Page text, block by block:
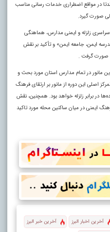
در مواقع اضطراری خدمات رسانی مناسب
صورت گیرد.
زلزله و ایمنی مدارس، هماهنگی
ایمن، جامعه ایمن» و تأکید بر نقش
صورت گرفت .
مانور در تمام مدارس استان مورد بحث و
اصلی این دوره از مانور بر ارتقای فرهنگ
در برابر زلزله خواهد بود. همچنین، نقش
ایمنی در میان ساکنین محله مورد تاکید
آخرین اخبار البرز
آخرین خبر البرز